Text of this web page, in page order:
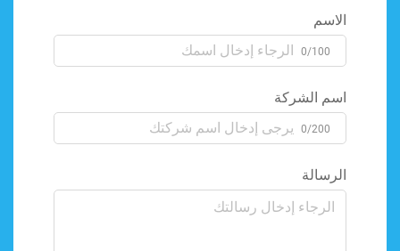
الاسم
0/100
اسم الشركة
0/200
الرسالة